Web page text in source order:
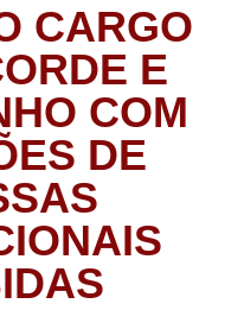
CARGO
E
COM
DE